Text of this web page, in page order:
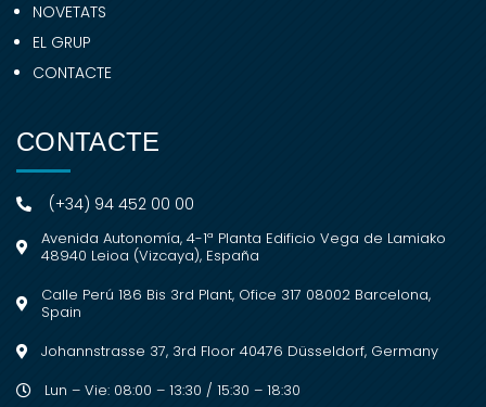
NOVETATS
EL GRUP
CONTACTE
CONTACTE
(+34) 94 452 00 00
Avenida Autonomía, 4-1ª Planta Edificio Vega de Lamiako
48940 Leioa (Vizcaya), España
Calle Perú 186 Bis 3rd Plant, Ofice 317 08002 Barcelona,
Spain
Johannstrasse 37, 3rd Floor 40476 Düsseldorf, Germany
Lun – Vie: 08:00 – 13:30 / 15:30 – 18:30